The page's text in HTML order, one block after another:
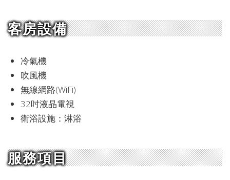
客房設備
冷氣機
吹風機
無線網路(WiFi)
32吋液晶電視
衛浴設施：淋浴
服務項目